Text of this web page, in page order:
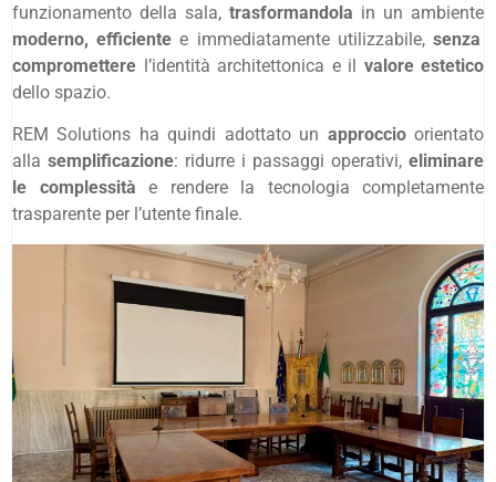
funzionamento della sala, trasformandola in un ambiente
moderno, efficiente e immediatamente utilizzabile, senza
compromettere l’identità architettonica e il valore estetico
dello spazio.
REM Solutions ha quindi adottato un approccioorientato
alla semplificazione: ridurre i passaggi operativi, eliminare
le complessità e rendere la tecnologia completamente
trasparente per l’utente finale.